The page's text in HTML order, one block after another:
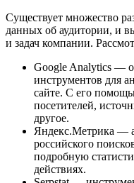
Существует множество
данных об аудитории, и
и задач компании.
Google Analytics —
инструментов для
сайте. С его
посетителей,
другое.
Яндекс.Метрика —
российского
подробную
действиях.